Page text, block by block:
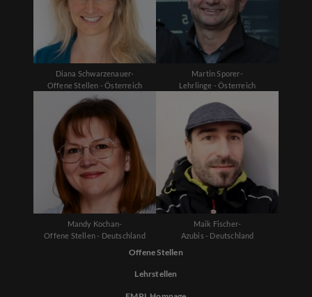
Offene Stellen
Lehrstellen
Diana Schwarzenauer-
Offene Stellen - Österreich
Martin Sporer-
Lehrlinge - Österreich
Mandy Kochan-
Offene Stellen - Deutschland
Maik Fischer-
Azubis - Deutschland